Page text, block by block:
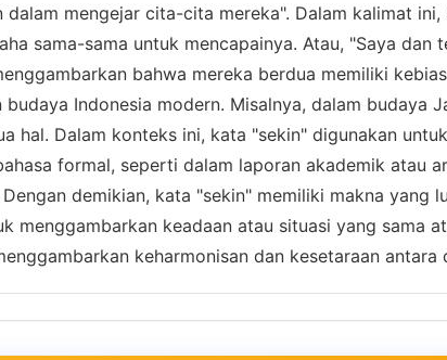
mengejar cita-cita mereka". Dalam kalimat
sama-sama untuk mencapainya. Atau, "Saya dan
bahwa mereka berdua memiliki
Indonesia modern. Misalnya, dalam budaya
hal. Dalam konteks ini, kata "sekin" digunakan
formal, seperti dalam laporan akademik atau
demikian, kata "sekin" memiliki makna yang
keadaan atau situasi yang sama
keharmonisan dan kesetaraan antara